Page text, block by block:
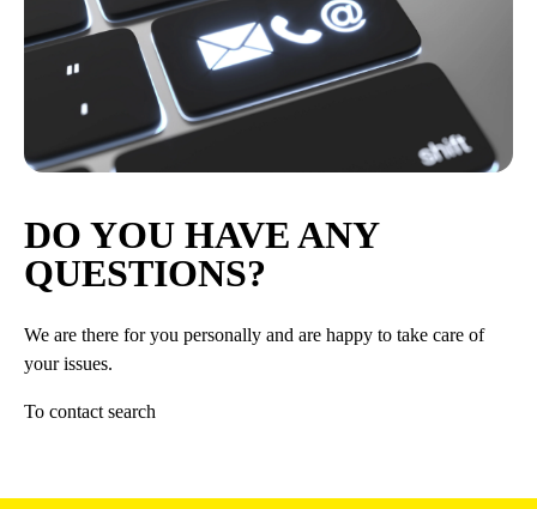
DO YOU HAVE ANY
QUESTIONS?
We are there for you personally and are happy to take care of
your issues.
To contact search